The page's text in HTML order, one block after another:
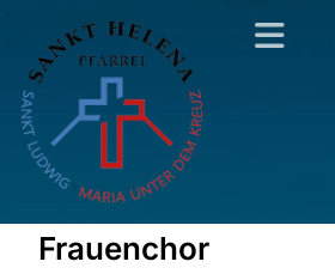
Frauenchor